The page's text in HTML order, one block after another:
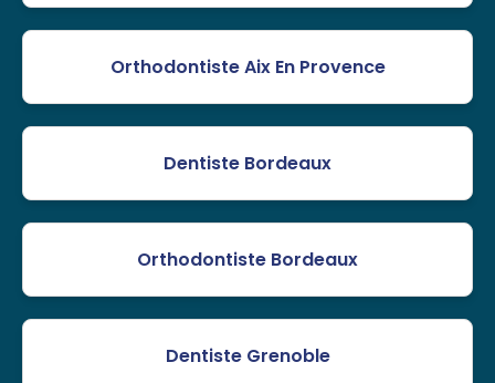
Orthodontiste Aix En Provence
Dentiste Bordeaux
Orthodontiste Bordeaux
Dentiste Grenoble